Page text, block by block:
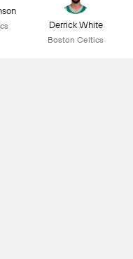
Derrick White
Boston Celtics